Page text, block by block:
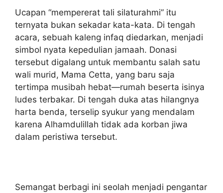
Ucapan “mempererat tali silaturahmi” itu
ternyata bukan sekadar kata-kata. Di tengah
acara, sebuah kaleng infaq diedarkan, menjadi
simbol nyata kepedulian jamaah. Donasi
tersebut digalang untuk membantu salah satu
wali murid, Mama Cetta, yang baru saja
tertimpa musibah hebat—rumah beserta isinya
ludes terbakar. Di tengah duka atas hilangnya
harta benda, terselip syukur yang mendalam
karena Alhamdulillah tidak ada korban jiwa
dalam peristiwa tersebut.
Semangat berbagi ini seolah menjadi pengantar